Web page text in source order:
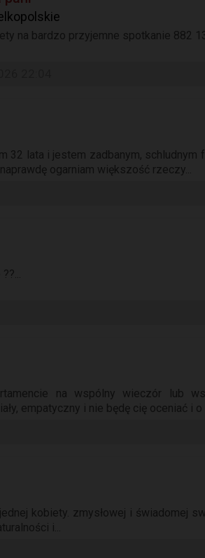
na bardzo przyjemne spotkanie 882
32 lata i jestem zadbanym,
ogarniam większość rzeczy...
na wspólny wieczór lub
empatyczny i nie będę cię oceniać i o
kobiety. zmysłowej i świadomej
i...